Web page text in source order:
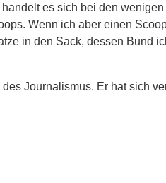
es sich bei den
Wenn ich aber einen
in den Sack, dessen Bund
Journalismus. Er hat sich